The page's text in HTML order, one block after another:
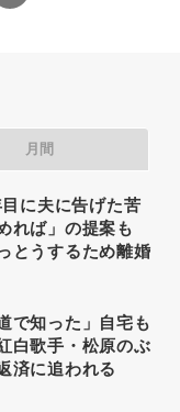
月間
に夫に告げた苦
れば」の提案も
とうするため離婚
で知った」自宅も
白歌手・松原のぶ
済に追われる